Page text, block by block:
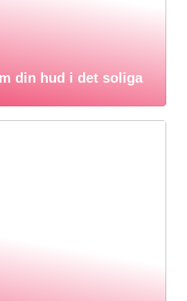
din hud i det soliga